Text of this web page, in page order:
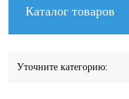
Каталог товаров
Уточните категорию: